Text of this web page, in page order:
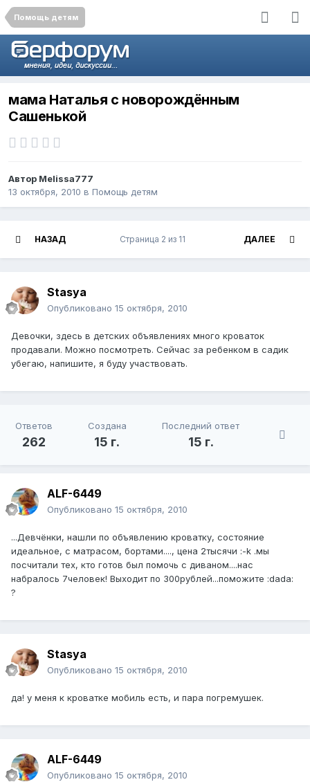
Помощь детям
мама Наталья с новорождённым
Сашенькой
Автор Melissa777
13 октября, 2010 в Помощь детям
НАЗАД ДАЛЕЕ
Страница 2 из 11
Stasya
Опубликовано 15 октября, 2010
Девочки, здесь в детских объявлениях много кроваток
продавали. Можно посмотреть. Сейчас за ребенком в садик
убегаю, напишите, я буду участвовать.
Ответов
262
Создана
15 г.
Последний ответ
15 г.
ALF-6449
Опубликовано 15 октября, 2010
...Девчёнки, нашли по объявлению кроватку, состояние
идеальное, с матрасом, бортами...., цена 2тысячи :-k .мы
посчитали тех, кто готов был помочь с диваном....нас
набралось 7человек! Выходит по 300рублей...поможите :dada:
?
Stasya
Опубликовано 15 октября, 2010
да! у меня к кроватке мобиль есть, и пара погремушек.
ALF-6449
Опубликовано 15 октября, 2010